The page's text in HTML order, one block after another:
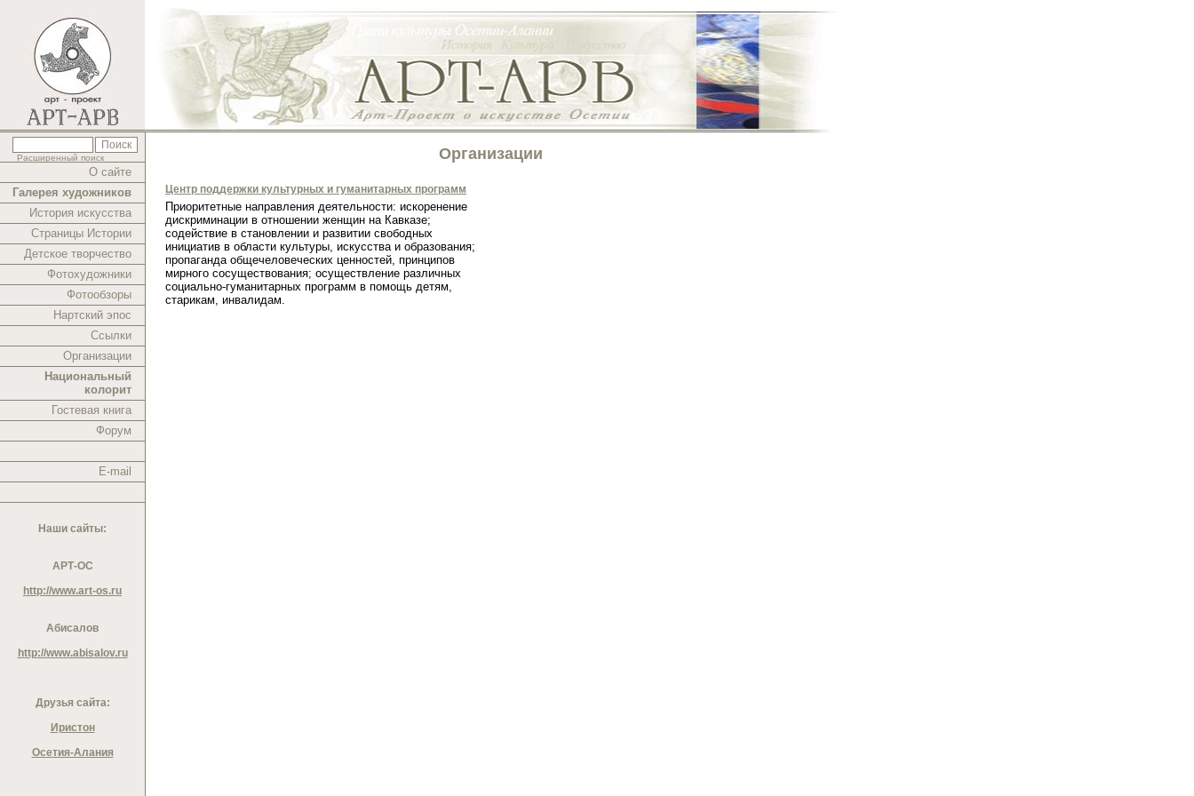
Расширенный поиск
О сайте
Галерея художников
История искусства
Страницы Истории
Детское творчество
Фотохудожники
Фотообзоры
Нартский эпос
Ссылки
Организации
Национальный
колорит
Гостевая книга
Форум
E-mail
Наши сайты:
АРТ-ОС
http://www.art-os.ru
Абисалов
http://www.abisalov.ru
Друзья сайта:
Иристон
Осетия-Алания
Организации
Центр поддержки культурных и гуманитарных программ
Приоритетные направления деятельности: искоренение
дискриминации в отношении женщин на Кавказе;
содействие в становлении и развитии свободных
инициатив в области культуры, искусства и образования;
пропаганда общечеловеческих ценностей, принципов
мирного сосуществования; осуществление различных
социально-гуманитарных программ в помощь детям,
старикам, инвалидам.